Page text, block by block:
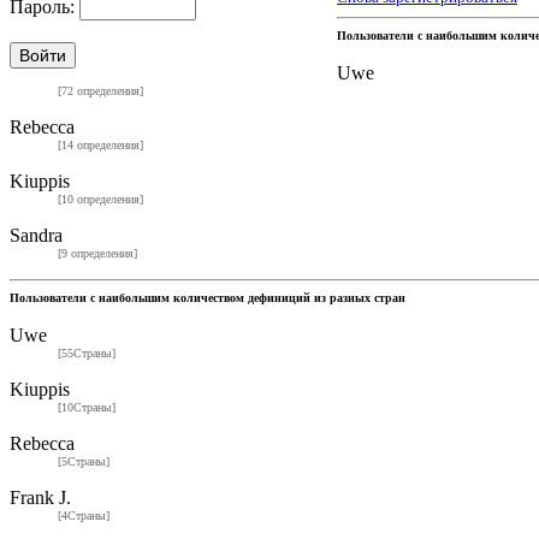
Пароль:
Пользователи с наибольшим
Uwe
[72 определения]
Rebecca
[14 определения]
Kiuppis
[10 определения]
Sandra
[9 определения]
Пользователи с наибольшим количеством дефиниций из разных стран
Uwe
[55Страны]
Kiuppis
[10Страны]
Rebecca
[5Страны]
Frank J.
[4Страны]